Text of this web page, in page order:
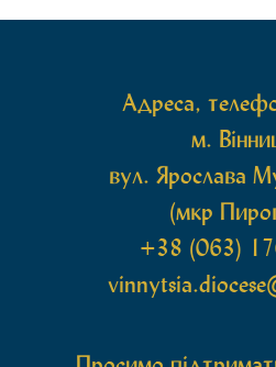
Адреса,
м.
вул. Ярослава
(мкр
+38 (063)